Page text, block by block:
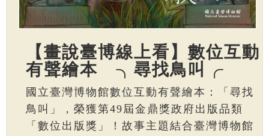
【畫說臺博線上看】數位互動
有聲繪本 ╮尋找鳥叫╭
國立臺灣博物館數位互動有聲繪本：「尋找
鳥叫」，榮獲第49屆金鼎獎政府出版品類
「數位出版獎」！故事主題結合臺灣博物館